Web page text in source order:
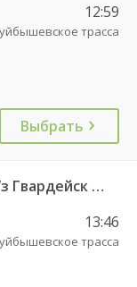
12:59
трасса
Выбрать
543 Калининград АВ — Неман г. ч/з Гвардейск КДП, Большаково п.
13:46
трасса